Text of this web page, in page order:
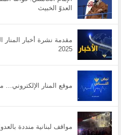
العدوّ الخبيث
2025
موقع المنار
مواقف لبنانية منددة